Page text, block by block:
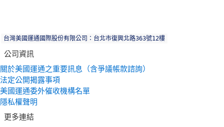
台灣美國運通國際股份有限公司：台北市復興北路363號12樓
公司資訊
關於美國運通之重要訊息（含爭議帳款諮詢）
法定公開揭露事項
美國運通委外催收機構名單
隱私權聲明
更多連結